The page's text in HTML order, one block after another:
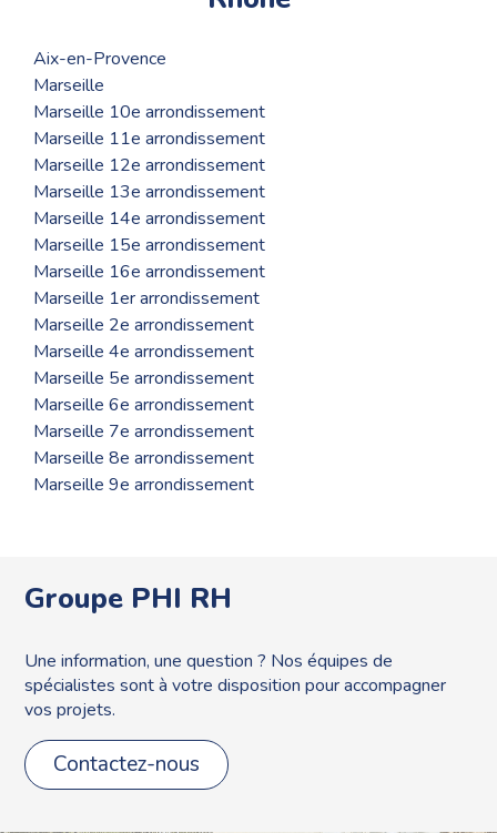
Aix-en-Provence
Marseille
Marseille 10e arrondissement
Marseille 11e arrondissement
Marseille 12e arrondissement
Marseille 13e arrondissement
Marseille 14e arrondissement
Marseille 15e arrondissement
Marseille 16e arrondissement
Marseille 1er arrondissement
Marseille 2e arrondissement
Marseille 4e arrondissement
Marseille 5e arrondissement
Marseille 6e arrondissement
Marseille 7e arrondissement
Marseille 8e arrondissement
Marseille 9e arrondissement
Groupe PHI RH
Une information, une question ? Nos équipes de
spécialistes sont à votre disposition pour accompagner
vos projets.
Contactez-nous